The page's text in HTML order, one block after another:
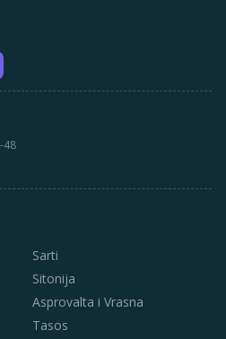
48
Sarti
Sitonija
Asprovalta i Vrasna
Tasos